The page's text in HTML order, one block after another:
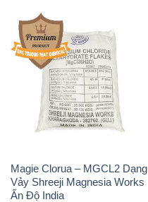
Magie Clorua – MGCL2 Dạng
Vảy Shreeji Magnesia Works
Ấn Độ India